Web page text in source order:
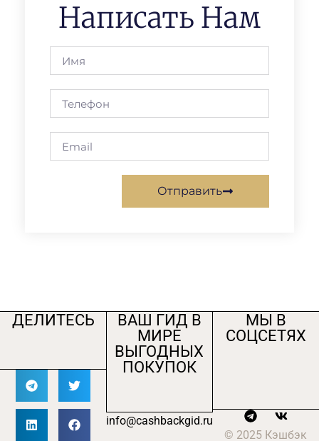
Написать Нам
Отправить
ДЕЛИТЕСЬ
ВАШ ГИД В
МИРЕ
ВЫГОДНЫХ
ПОКУПОК
info@cashbackgid.ru
МЫ В
СОЦСЕТЯХ
© 2025 Кэшбэк